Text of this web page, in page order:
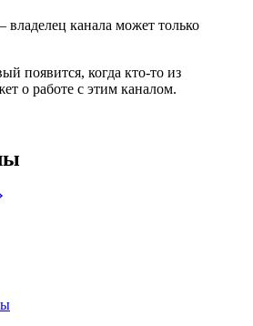
канала может только
появится, когда кто-то из
о работе с этим каналом.